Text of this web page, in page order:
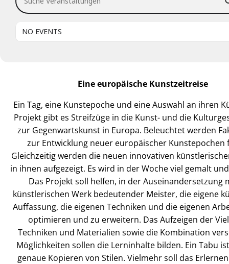
NO EVENTS
Eine europäische Kunstzeitreise
Ein Tag, eine Kunstepoche und eine Auswahl an ihren
Projekt gibt es Streifzüge in die Kunst- und die
zur Gegenwartskunst in Europa. Beleuchtet werden
zur Entwicklung neuer europäischer Kunstepochen
Gleichzeitig werden die neuen innovativen
in ihnen aufgezeigt. Es wird in der Woche viel gemalt
Das Projekt soll helfen, in der Auseinandersetzung
künstlerischen Werk bedeutender Meister, die eigene
Auffassung, die eigenen Techniken und die eigenen
optimieren und zu erweitern. Das Aufzeigen der
Techniken und Materialien sowie die Kombination
Möglichkeiten sollen die Lerninhalte bilden. Ein Tabu
genaue Kopieren von Stilen. Vielmehr soll das